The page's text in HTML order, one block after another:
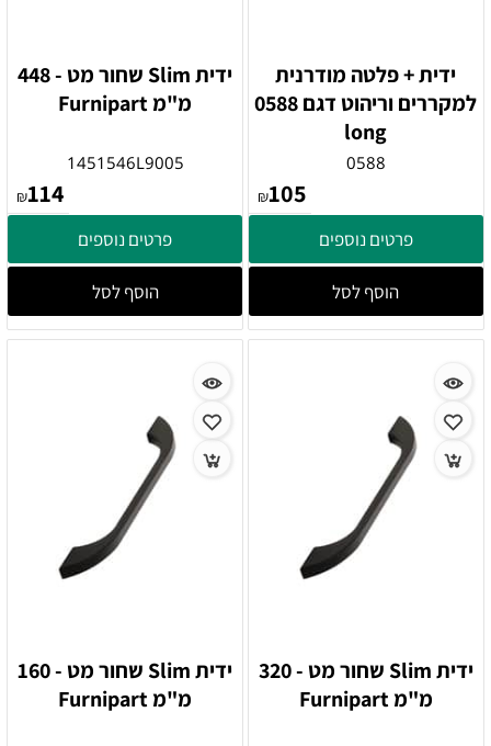
ידית + פלטה מודרנית
למקררים וריהוט דגם 0588
long
0588
₪105
פרטים נוספים
הוסף לסל
ידית Slim שחור מט - 448
מ"מ Furnipart
1451546L9005
₪114
פרטים נוספים
הוסף לסל
ידית Slim שחור מט - 320
מ"מ Furnipart
ידית Slim שחור מט - 160
מ"מ Furnipart